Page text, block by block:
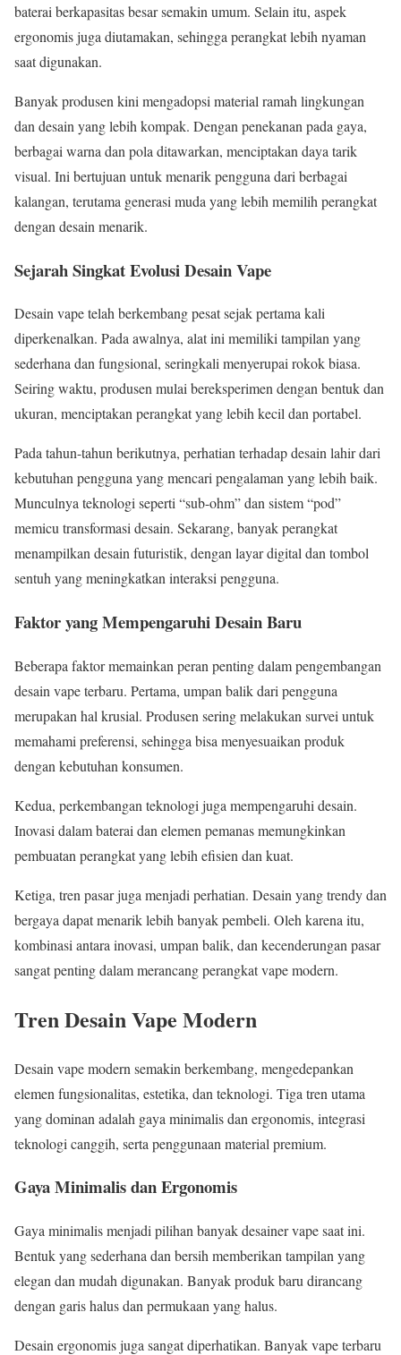
baterai berkapasitas besar semakin umum. Selain itu, aspek
ergonomis juga diutamakan, sehingga perangkat lebih nyaman
saat digunakan.
Banyak produsen kini mengadopsi material ramah lingkungan
dan desain yang lebih kompak. Dengan penekanan pada gaya,
berbagai warna dan pola ditawarkan, menciptakan daya tarik
visual. Ini bertujuan untuk menarik pengguna dari berbagai
kalangan, terutama generasi muda yang lebih memilih perangkat
dengan desain menarik.
Sejarah Singkat Evolusi Desain Vape
Desain vape telah berkembang pesat sejak pertama kali
diperkenalkan. Pada awalnya, alat ini memiliki tampilan yang
sederhana dan fungsional, seringkali menyerupai rokok biasa.
Seiring waktu, produsen mulai bereksperimen dengan bentuk dan
ukuran, menciptakan perangkat yang lebih kecil dan portabel.
Pada tahun-tahun berikutnya, perhatian terhadap desain lahir dari
kebutuhan pengguna yang mencari pengalaman yang lebih baik.
Munculnya teknologi seperti “sub-ohm” dan sistem “pod”
memicu transformasi desain. Sekarang, banyak perangkat
menampilkan desain futuristik, dengan layar digital dan tombol
sentuh yang meningkatkan interaksi pengguna.
Faktor yang Mempengaruhi Desain Baru
Beberapa faktor memainkan peran penting dalam pengembangan
desain vape terbaru. Pertama, umpan balik dari pengguna
merupakan hal krusial. Produsen sering melakukan survei untuk
memahami preferensi, sehingga bisa menyesuaikan produk
dengan kebutuhan konsumen.
Kedua, perkembangan teknologi juga mempengaruhi desain.
Inovasi dalam baterai dan elemen pemanas memungkinkan
pembuatan perangkat yang lebih efisien dan kuat.
Ketiga, tren pasar juga menjadi perhatian. Desain yang trendy dan
bergaya dapat menarik lebih banyak pembeli. Oleh karena itu,
kombinasi antara inovasi, umpan balik, dan kecenderungan pasar
sangat penting dalam merancang perangkat vape modern.
Tren Desain Vape Modern
Desain vape modern semakin berkembang, mengedepankan
elemen fungsionalitas, estetika, dan teknologi. Tiga tren utama
yang dominan adalah gaya minimalis dan ergonomis, integrasi
teknologi canggih, serta penggunaan material premium.
Gaya Minimalis dan Ergonomis
Gaya minimalis menjadi pilihan banyak desainer vape saat ini.
Bentuk yang sederhana dan bersih memberikan tampilan yang
elegan dan mudah digunakan. Banyak produk baru dirancang
dengan garis halus dan permukaan yang halus.
Desain ergonomis juga sangat diperhatikan. Banyak vape terbaru